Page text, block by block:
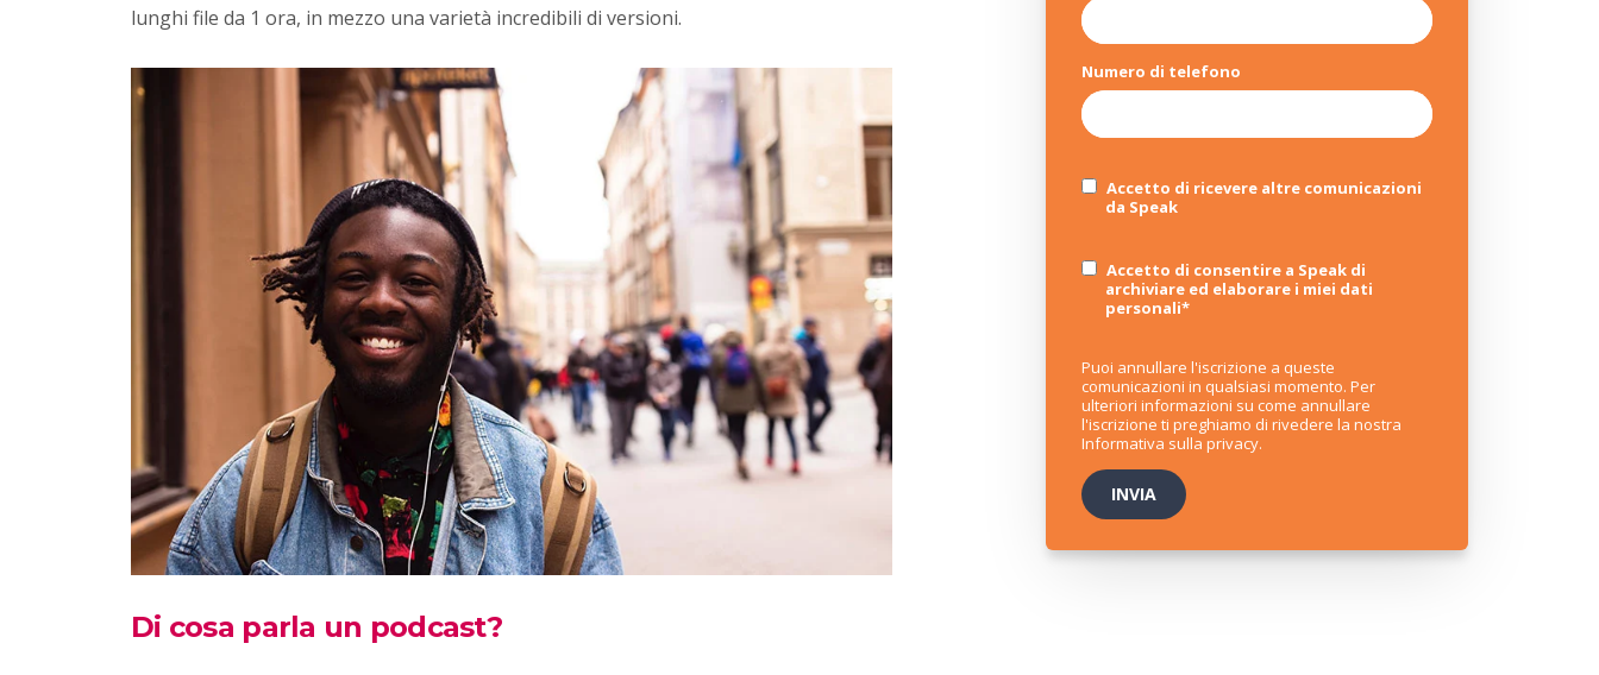
lunghi file da 1 ora, in mezzo una varietà incredibili di versioni.
Di cosa parla un podcast?
Numero di telefono
Accetto di ricevere altre comunicazioni
da Speak
Accetto di consentire a Speak di
archiviare ed elaborare i miei dati
personali*
Puoi annullare l'iscrizione a queste
comunicazioni in qualsiasi momento. Per
ulteriori informazioni su come annullare
l'iscrizione ti preghiamo di rivedere la nostra
Informativa sulla privacy.